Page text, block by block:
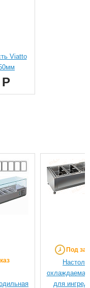
Viatto
Р
Под
охлаждаемая
для